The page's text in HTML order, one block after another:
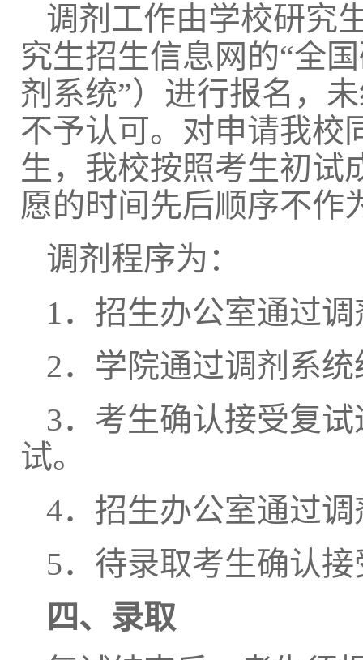
调剂工作由学校研究
究生招生信息网的“全
剂系统”）进行报名，
不予认可。对申请我校
生，我校按照考生初试
愿的时间先后顺序不作
调剂程序为：
1．招生办公室通过
2．学院通过调剂系
3．考生确认接受复
试。
4．招生办公室通过
5．待录取考生确认
四、录取